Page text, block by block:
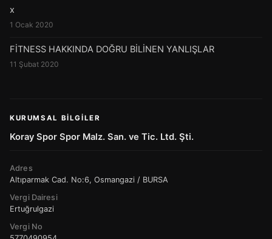
x
1 Ocak 2020
FİTNESS HAKKINDA DOĞRU BİLİNEN YANLIŞLAR
11 Şubat 2020
KURUMSAL BILGILER
Koray Spor Spor Malz. San. ve Tic. Ltd. Şti.
Adres
Altıparmak Cad. No:6, Osmangazi / BURSA
Vergi Dairesi
Ertuğrulgazi
Vergi No